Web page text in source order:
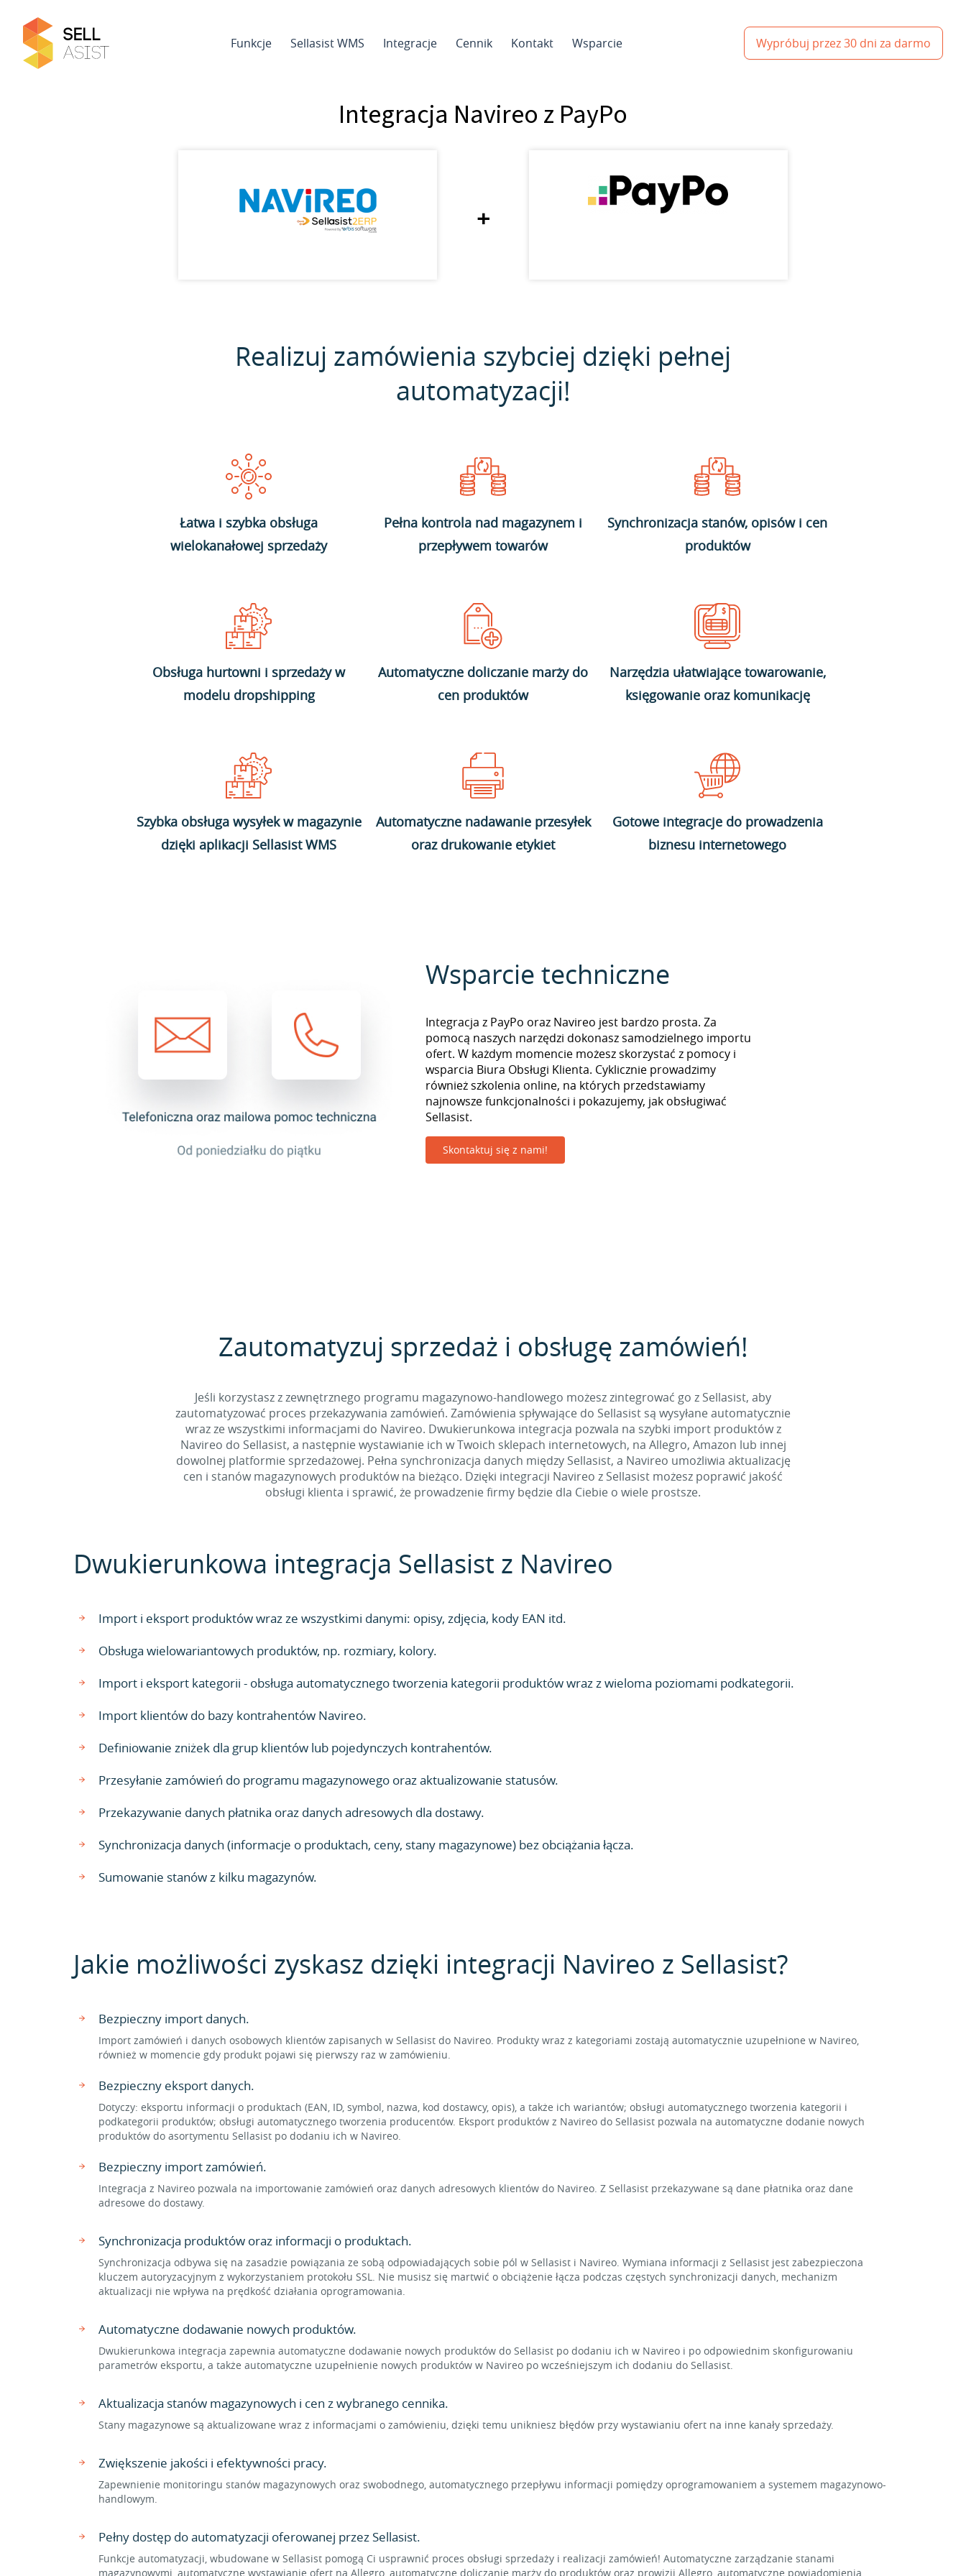
Funkcje Sellasist WMS Integracje Cennik Kontakt Wsparcie Wypróbuj przez 30 dni za darmo
Integracja Navireo z PayPo
+
Realizuj zamówienia szybciej dzięki pełnej
automatyzacji!
Łatwa i szybka obsługa
wielokanałowej sprzedaży
Pełna kontrola nad magazynem i
przepływem towarów
Synchronizacja stanów, opisów i cen
produktów
Obsługa hurtowni i sprzedaży w
modelu dropshipping
Automatyczne doliczanie marży do
cen produktów
Narzędzia ułatwiające towarowanie,
księgowanie oraz komunikację
Szybka obsługa wysyłek w magazynie
dzięki aplikacji Sellasist WMS
Automatyczne nadawanie przesyłek
oraz drukowanie etykiet
Gotowe integracje do prowadzenia
biznesu internetowego
Wsparcie techniczne
Integracja z PayPo oraz Navireo jest bardzo prosta. Za
pomocą naszych narzędzi dokonasz samodzielnego importu
ofert. W każdym momencie możesz skorzystać z pomocy i
wsparcia Biura Obsługi Klienta. Cyklicznie prowadzimy
również szkolenia online, na których przedstawiamy
najnowsze funkcjonalności i pokazujemy, jak obsługiwać
Sellasist.
Skontaktuj się z nami!
Zautomatyzuj sprzedaż i obsługę zamówień!
Jeśli korzystasz z zewnętrznego programu magazynowo-handlowego możesz zintegrować go z Sellasist, aby
zautomatyzować proces przekazywania zamówień. Zamówienia spływające do Sellasist są wysyłane automatycznie
wraz ze wszystkimi informacjami do Navireo. Dwukierunkowa integracja pozwala na szybki import produktów z
Navireo do Sellasist, a następnie wystawianie ich w Twoich sklepach internetowych, na Allegro, Amazon lub innej
dowolnej platformie sprzedażowej. Pełna synchronizacja danych między Sellasist, a Navireo umożliwia aktualizację
cen i stanów magazynowych produktów na bieżąco. Dzięki integracji Navireo z Sellasist możesz poprawić jakość
obsługi klienta i sprawić, że prowadzenie firmy będzie dla Ciebie o wiele prostsze.
Dwukierunkowa integracja Sellasist z Navireo
Import i eksport produktów wraz ze wszystkimi danymi: opisy, zdjęcia, kody EAN itd.
Obsługa wielowariantowych produktów, np. rozmiary, kolory.
Import i eksport kategorii - obsługa automatycznego tworzenia kategorii produktów wraz z wieloma poziomami podkategorii.
Import klientów do bazy kontrahentów Navireo.
Definiowanie zniżek dla grup klientów lub pojedynczych kontrahentów.
Przesyłanie zamówień do programu magazynowego oraz aktualizowanie statusów.
Przekazywanie danych płatnika oraz danych adresowych dla dostawy.
Synchronizacja danych (informacje o produktach, ceny, stany magazynowe) bez obciążania łącza.
Sumowanie stanów z kilku magazynów.
Jakie możliwości zyskasz dzięki integracji Navireo z Sellasist?
Bezpieczny import danych.
Import zamówień i danych osobowych klientów zapisanych w Sellasist do Navireo. Produkty wraz z kategoriami zostają automatycznie uzupełnione w Navireo,
również w momencie gdy produkt pojawi się pierwszy raz w zamówieniu.
Bezpieczny eksport danych.
Dotyczy: eksportu informacji o produktach (EAN, ID, symbol, nazwa, kod dostawcy, opis), a także ich wariantów; obsługi automatycznego tworzenia kategorii i
podkategorii produktów; obsługi automatycznego tworzenia producentów. Eksport produktów z Navireo do Sellasist pozwala na automatyczne dodanie nowych
produktów do asortymentu Sellasist po dodaniu ich w Navireo.
Bezpieczny import zamówień.
Integracja z Navireo pozwala na importowanie zamówień oraz danych adresowych klientów do Navireo. Z Sellasist przekazywane są dane płatnika oraz dane
adresowe do dostawy.
Synchronizacja produktów oraz informacji o produktach.
Synchronizacja odbywa się na zasadzie powiązania ze sobą odpowiadających sobie pól w Sellasist i Navireo. Wymiana informacji z Sellasist jest zabezpieczona
kluczem autoryzacyjnym z wykorzystaniem protokołu SSL. Nie musisz się martwić o obciążenie łącza podczas częstych synchronizacji danych, mechanizm
aktualizacji nie wpływa na prędkość działania oprogramowania.
Automatyczne dodawanie nowych produktów.
Dwukierunkowa integracja zapewnia automatyczne dodawanie nowych produktów do Sellasist po dodaniu ich w Navireo i po odpowiednim skonfigurowaniu
parametrów eksportu, a także automatyczne uzupełnienie nowych produktów w Navireo po wcześniejszym ich dodaniu do Sellasist.
Aktualizacja stanów magazynowych i cen z wybranego cennika.
Stany magazynowe są aktualizowane wraz z informacjami o zamówieniu, dzięki temu unikniesz błędów przy wystawianiu ofert na inne kanały sprzedaży.
Zwiększenie jakości i efektywności pracy.
Zapewnienie monitoringu stanów magazynowych oraz swobodnego, automatycznego przepływu informacji pomiędzy oprogramowaniem a systemem magazynowo-
handlowym.
Pełny dostęp do automatyzacji oferowanej przez Sellasist.
Funkcje automatyzacji, wbudowane w Sellasist pomogą Ci usprawnić proces obsługi sprzedaży i realizacji zamówień! Automatyczne zarządzanie stanami
magazynowymi, automatyczne wystawianie ofert na Allegro, automatyczne doliczanie marży do produktów oraz prowizji Allegro, automatyczne powiadomienia